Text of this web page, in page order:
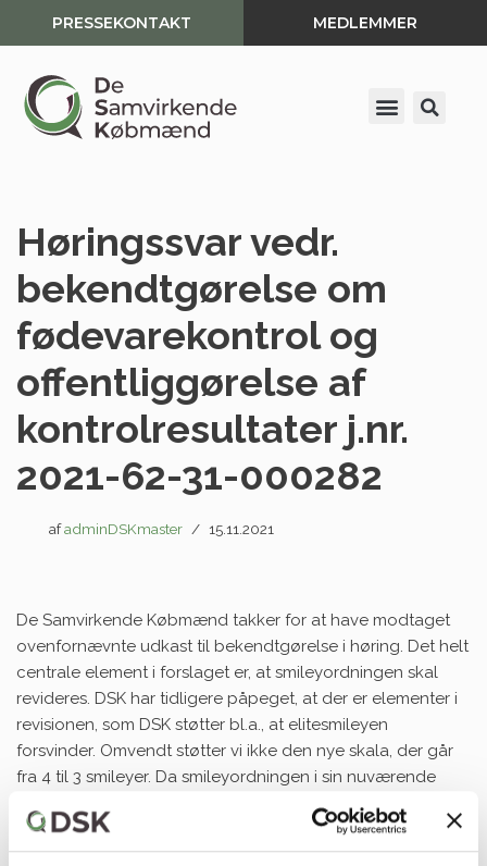
til
indhold
PRESSEKONTAKT MEDLEMMER
Høringssvar vedr.
bekendtgørelse om
fødevarekontrol og
offentliggørelse af
kontrolresultater j.nr.
2021-62-31-000282
afadminDSKmaster 15.11.2021
De Samvirkende Købmænd takker for at have modtaget
ovenfornævnte udkast til bekendtgørelse i høring. Det helt
centrale element i forslaget er, at smileyordningen skal
revideres. DSK har tidligere påpeget, at der er elementer i
revisionen, som DSK støtter bl.a., at elitesmileyen
forsvinder. Omvendt støtter vi ikke den nye skala, der går
fra 4 til 3 smileyer. Da smileyordningen i sin nuværende
form har fungeret i 20 år, skal så stor en ændring
kommunikeres meget tydeligt til offentligheden.